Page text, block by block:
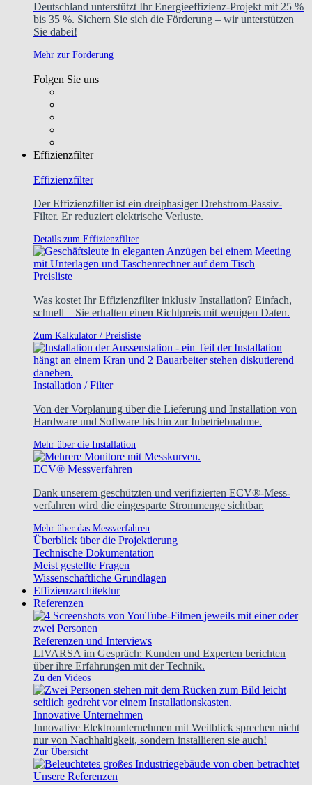
Deutschland unterstützt Ihr Energieeffizienz-Projekt mit 25 %
bis 35 %. Sichern Sie sich die Förderung – wir unterstützen
Sie dabei!
Mehr zur Förderung
Folgen Sie uns
Effizienzfilter
Effizienzfilter
Der Effizienzfilter ist ein dreiphasiger Drehstrom-Passiv-
Filter. Er reduziert elektrische Verluste.
Details zum Effizienzfilter
Preisliste
Was kostet Ihr Effizienzfilter inklusiv Installation? Einfach,
schnell – Sie erhalten einen Richtpreis mit wenigen Daten.
Zum Kalkulator / Preisliste
Installation / Filter
Von der Vorplanung über die Lieferung und Installation von
Hardware und Software bis hin zur Inbetriebnahme.
Mehr über die Installation
ECV® Messverfahren
Dank unserem geschützten und verifizierten ECV®-Mess-
verfahren wird die eingesparte Strommenge sichtbar.
Mehr über das Messverfahren
Überblick über die Projektierung
Technische Dokumentation
Meist gestellte Fragen
Wissenschaftliche Grundlagen
Effizienzarchitektur
Referenzen
Referenzen und Interviews
LIVARSA im Gespräch: Kunden und Experten berichten
über ihre Erfahrungen mit der Technik.
Zu den Videos
Innovative Unternehmen
Innovative Elektrounternehmen mit Weitblick sprechen nicht
nur von Nachhaltigkeit, sondern installieren sie auch!
Zur Übersicht
Unsere Referenzen